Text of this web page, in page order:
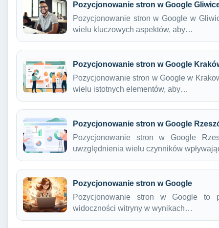
Pozycjonowanie stron w Google
Pozycjonowanie stron w Google w
wielu kluczowych aspektów, aby…
Pozycjonowanie stron w Google
Pozycjonowanie stron w Google w
wielu istotnych elementów, aby…
Pozycjonowanie stron w Google
Pozycjonowanie stron w Google
uwzględnienia wielu czynników
Pozycjonowanie stron w Google
Pozycjonowanie stron w Google to
widoczności witryny w wynikach…